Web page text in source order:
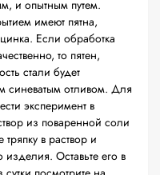
и опытным путем.
имеют пятна,
Если обработка
то пятен,
стали будет
синеватым отливом. Для
эксперимент в
из поваренной соли
в раствор и
изделия. Оставьте его в